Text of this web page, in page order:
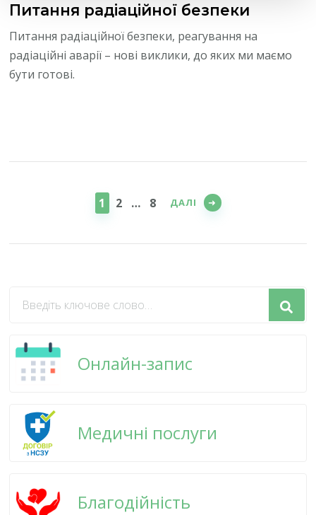
Питання радіаційної безпеки
Питання радіаційної безпеки, реагування на
радіаційні аварії – нові виклики, до яких ми маємо
бути готові.
СТОРІНКА
1 СТОРІНКА
2 … СТОРІНКА
8 ДАЛІ
щось?
Онлайн-запис
Медичні послуги
Благодійність